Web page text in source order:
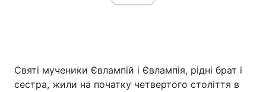
Святі мученики Євлампій і Євлампія, рідні брат і
сестра, жили на початку четвертого століття в